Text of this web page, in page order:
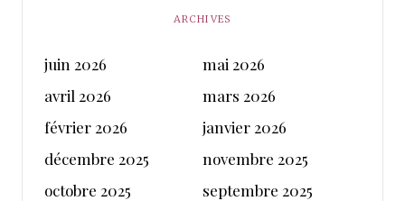
ARCHIVES
juin 2026
mai 2026
avril 2026
mars 2026
février 2026
janvier 2026
décembre 2025
novembre 2025
octobre 2025
septembre 2025